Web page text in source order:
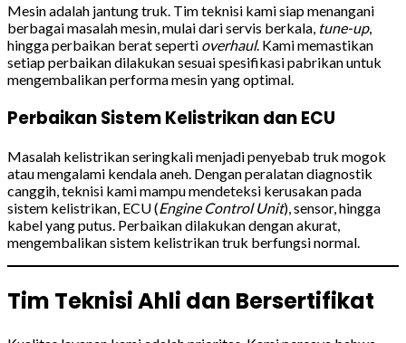
Mesin adalah jantung truk. Tim teknisi kami siap menangani
berbagai masalah mesin, mulai dari servis berkala, tune-up,
hingga perbaikan berat seperti overhaul. Kami memastikan
setiap perbaikan dilakukan sesuai spesifikasi pabrikan untuk
mengembalikan performa mesin yang optimal.
Perbaikan Sistem Kelistrikan dan ECU
Masalah kelistrikan seringkali menjadi penyebab truk mogok
atau mengalami kendala aneh. Dengan peralatan diagnostik
canggih, teknisi kami mampu mendeteksi kerusakan pada
sistem kelistrikan, ECU (Engine Control Unit), sensor, hingga
kabel yang putus. Perbaikan dilakukan dengan akurat,
mengembalikan sistem kelistrikan truk berfungsi normal.
Tim Teknisi Ahli dan Bersertifikat